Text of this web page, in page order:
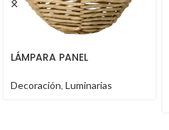
LÁMPARA PANEL
Decoración, Luminarias